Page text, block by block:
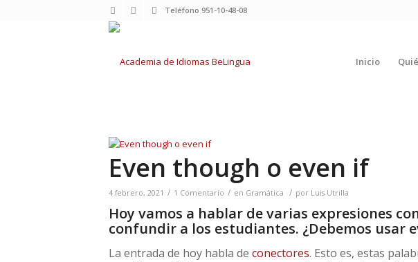
Teléfono 951-10-48-08
Inicio
Even though o even if
4 febrero, 2021 / 1 Comentario / en Gramática / por Luis Utrilla
Hoy vamos a hablar de varias expresiones
confundir a los estudiantes. ¿Debemos usar
La entrada de hoy habla de conectores. Esto es, estas